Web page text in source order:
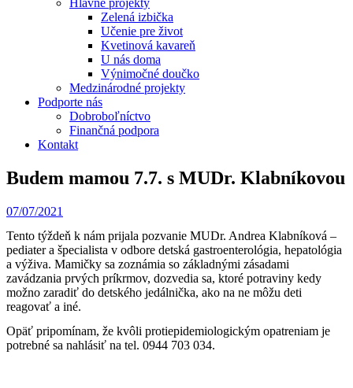
Hlavné projekty
Zelená izbička
Učenie pre život
Kvetinová kavareň
U nás doma
Výnimočné doučko
Medzinárodné projekty
Podporte nás
Dobroboľníctvo
Finančná podpora
Kontakt
Budem mamou 7.7. s MUDr. Klabníkovou
07/07/2021
Tento týždeň k nám prijala pozvanie MUDr. Andrea Klabníková –
pediater a špecialista v odbore detská gastroenterológia, hepatológia
a výživa. Mamičky sa zoznámia so základnými zásadami
zavádzania prvých príkrmov, dozvedia sa, ktoré potraviny kedy
možno zaradiť do detského jedálnička, ako na ne môžu deti
reagovať a iné.
Opäť pripomínam, že kvôli protiepidemiologickým opatreniam je
potrebné sa nahlásiť na tel. 0944 703 034.